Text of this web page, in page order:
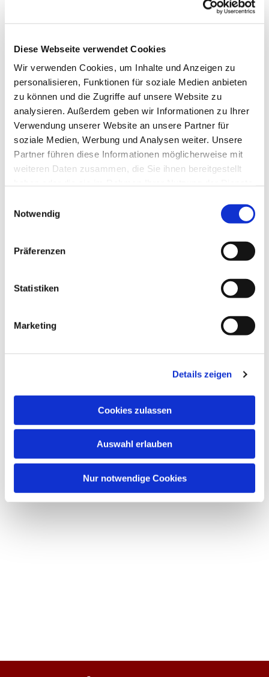
Diese Webseite verwendet Cookies
Wir verwenden Cookies, um Inhalte und Anzeigen zu
personalisieren, Funktionen für soziale Medien anbieten
zu können und die Zugriffe auf unsere Website zu
analysieren. Außerdem geben wir Informationen zu Ihrer
Verwendung unserer Website an unsere Partner für
soziale Medien, Werbung und Analysen weiter. Unsere
Partner führen diese Informationen möglicherweise mit
weiteren Daten zusammen, die Sie ihnen bereitgestellt
Notwendig
Präferenzen
Statistiken
Marketing
Details zeigen
Cookies zulassen
Auswahl erlauben
Nur notwendige Cookies